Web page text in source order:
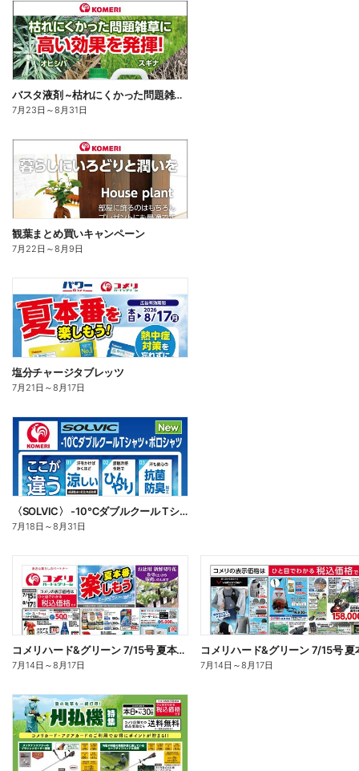
バスタ液剤 ~枯れにくかった問題雑草に高い効果を発揮!~
7月23日 ～8月31日
観葉まとめ買いキャンペーン
7月22日 ～8月9日
塩分チャージタブレッツ
7月21日 ～8月17日
〈SOLVIC〉 -10℃ダブルクール Tシャツ・ポロシャツ
7月18日 ～8月31日
コメリハード&グリーン 7/15号 夏本番を楽しもう オモテ
7月14日 ～8月17日 7月14日 ～8月17日